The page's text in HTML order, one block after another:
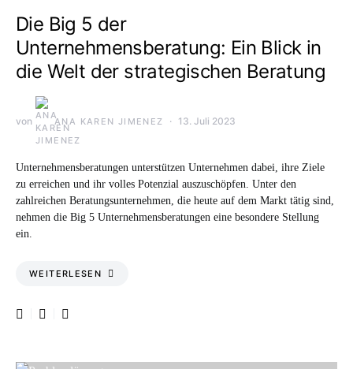
Die Big 5 der
Unternehmensberatung: Ein Blick in
die Welt der strategischen Beratung
von ANA KAREN JIMENEZ 13. Juli 2023
Unternehmensberatungen unterstützen Unternehmen dabei, ihre Ziele
zu erreichen und ihr volles Potenzial auszuschöpfen. Unter den
zahlreichen Beratungsunternehmen, die heute auf dem Markt tätig sind,
nehmen die Big 5 Unternehmensberatungen eine besondere Stellung
ein.
WEITERLESEN